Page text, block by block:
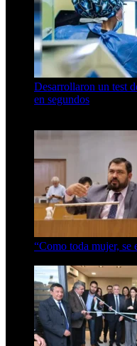
Desarrollaron un test
en segundos
“Como toda mujer, se